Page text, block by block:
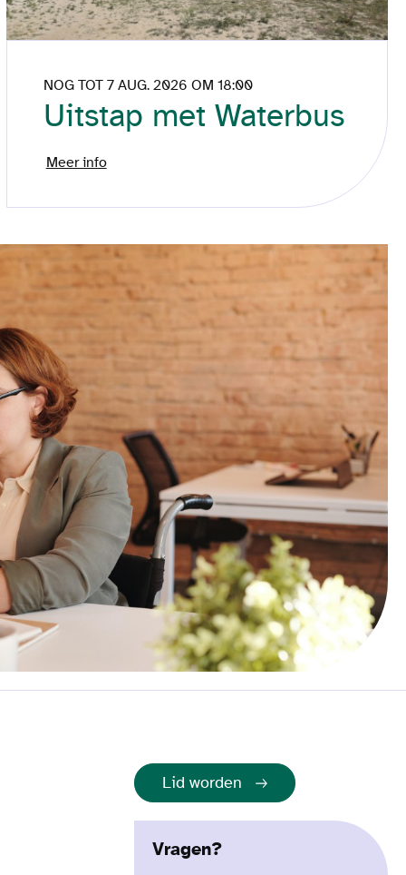
NOG TOT 7 AUG. 2026 OM 18:00
Uitstap met Waterbus
Meer info
Lid worden
Vragen?